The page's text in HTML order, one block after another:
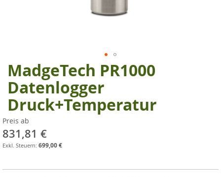
Zum
Anfang
der
Bildgalerie
springen
MadgeTech PR1000
Datenlogger
Druck+Temperatur
Preis ab
831,81 €
699,00 €